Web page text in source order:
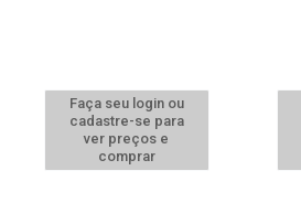
Faça seu login ou
cadastre-se para
ver preços e
comprar